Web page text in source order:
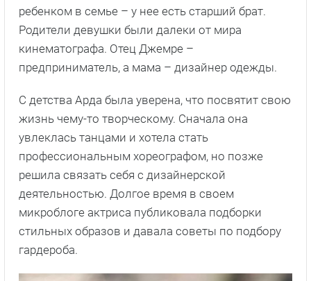
ребенком в семье – у нее есть старший брат.
Родители девушки были далеки от мира
кинематографа. Отец Джемре –
предприниматель, а мама – дизайнер одежды.
С детства Арда была уверена, что посвятит свою
жизнь чему-то творческому. Сначала она
увлеклась танцами и хотела стать
профессиональным хореографом, но позже
решила связать себя с дизайнерской
деятельностью. Долгое время в своем
микроблоге актриса публиковала подборки
стильных образов и давала советы по подбору
гардероба.